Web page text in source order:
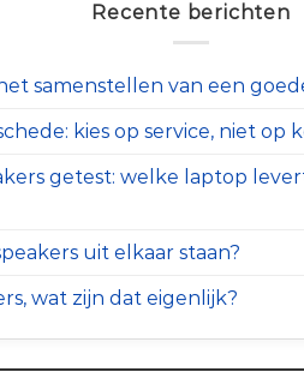
Recente berichten
samenstellen van een
kies op service, niet op
getest: welke laptop
uit elkaar staan?
wat zijn dat eigenlijk?